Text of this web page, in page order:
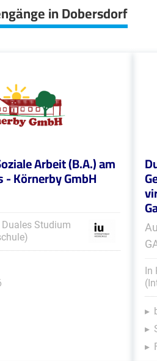
in Dobersdorf
Arbeit (B.A.) am
Körnerby GmbH
Studium
In